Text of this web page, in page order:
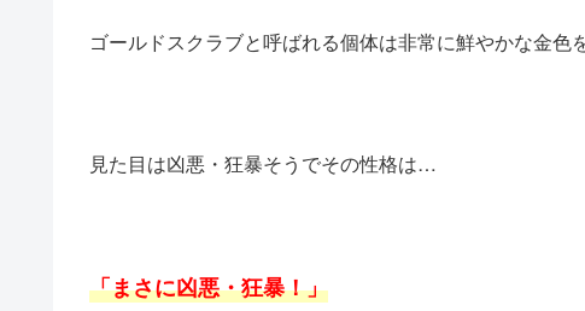
ゴールドスクラブと呼ばれる個体は非常に鮮やかな金色
見た目は凶悪・狂暴そうでその性格は…
「まさに凶悪・狂暴！」